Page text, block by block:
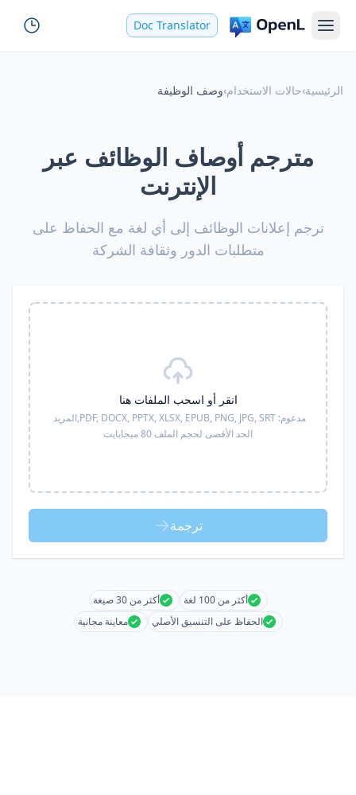
Doc Translator
الرئيسية›حالات الاستخدام›وصف الوظيفة
مترجم أوصاف الوظائف عبر
الإنترنت
ترجم إعلانات الوظائف إلى أي لغة مع الحفاظ على
متطلبات الدور وثقافة الشركة
انقر أو اسحب الملفات هنا
مدعوم: PDF, DOCX, PPTX, XLSX, EPUB, PNG, JPG, SRT, المزيد
الحد الأقصى لحجم الملف 80 ميجابايت
ترجمة
أكثر من 100 لغة
أكثر من 30 صيغة
الحفاظ على التنسيق الأصلي
معاينة مجانية